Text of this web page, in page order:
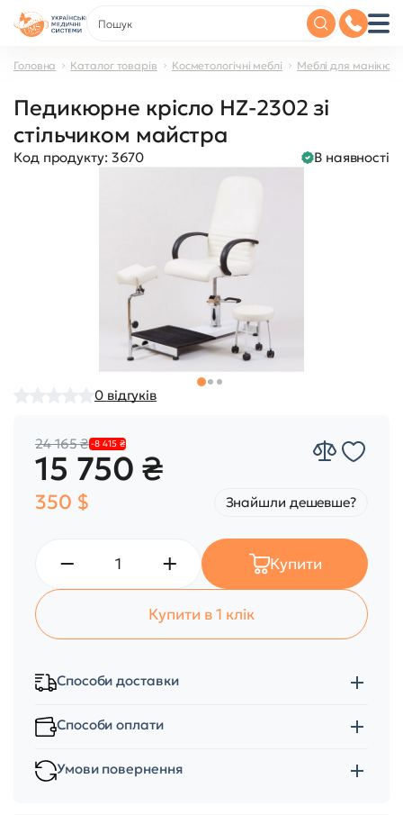
Головна Каталог товарів Косметологічні меблі Меблі для
Педикюрне крісло HZ-2302 зі
стільчиком майстра
Код продукту: 3670 В наявності
0 відгуків
24 165 ₴-8 415 ₴
15 750 ₴
350 $ Знайшли дешевше?
Купити
Купити в 1 клік
Способи доставки
Способи оплати
Умови повернення